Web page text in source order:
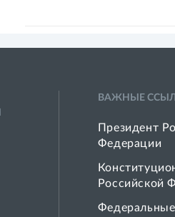
ВАЖНЫЕ
Президент
Федерации
Российской